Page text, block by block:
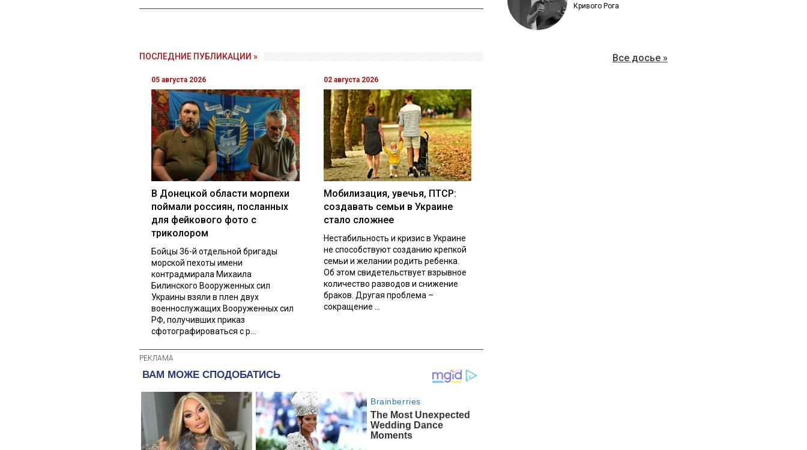
ПОСЛЕДНИЕ ПУБЛИКАЦИИ »
05 августа 2026
В Донецкой области морпехи
поймали россиян, посланных
для фейкового фото с
триколором
Бойцы 36-й отдельной бригады
морской пехоты имени
контрадмирала Михаила
Билинского Вооруженных сил
Украины взяли в плен двух
военнослужащих Вооруженных сил
РФ, получивших приказ
сфотографироваться с р...
02 августа 2026
Мобилизация, увечья, ПТСР:
создавать семьи в Украине
стало сложнее
Нестабильность и кризис в Украине
не способствуют созданию крепкой
семьи и желании родить ребенка.
Об этом свидетельствует взрывное
количество разводов и снижение
браков. Другая проблема –
сокращение ...
Кривого Рога
Все досье »